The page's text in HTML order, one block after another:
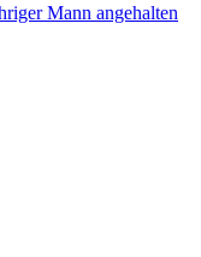
Mann angehalten